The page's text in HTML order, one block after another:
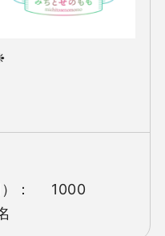
： 　1000